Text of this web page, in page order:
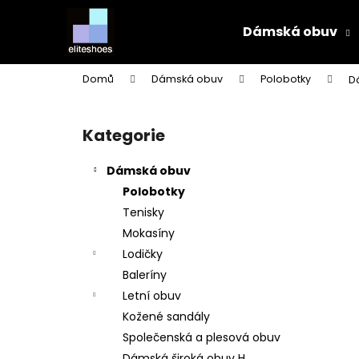
Dámská obuv
Domů Dámská obuv Polobotky
Přeskočit
kategorie
Kategorie
Dámská obuv
Polobotky
Tenisky
Mokasíny
Lodičky
Baleríny
Letní obuv
Kožené sandály
Společenská a plesová obuv
í
Zpět
do
obchodu
Zpět
do
obchodu